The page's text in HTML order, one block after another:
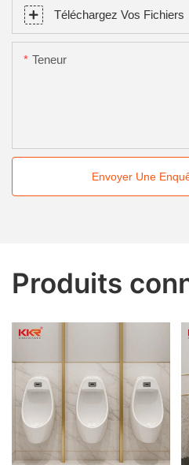
Téléchargez Vos Fichiers
Teneur
Envoyer Une
Produits